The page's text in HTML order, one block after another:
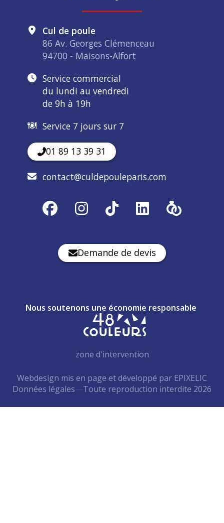
Cul de poule
86 Av. Georges Clémenceau
94700 - Maisons-Alfort
Service commercial
du lundi au vendredi
de 9h à 19h
Service 7 jours sur 7
01 89 13 39 31
contact@culdepouleparis.com
Demande de devis
Nous soutenons une économie responsable
zone d'intervention
Webdesign mis en page et développé par EPIXELIC
—
Données légales—Toute reproduction interdite 2026